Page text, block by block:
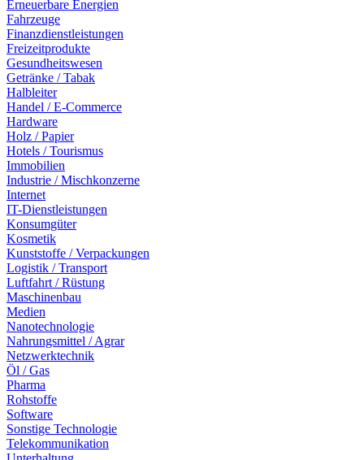
Erneuerbare Energien
Fahrzeuge
Finanzdienstleistungen
Freizeitprodukte
Gesundheitswesen
Getränke / Tabak
Halbleiter
Handel / E-Commerce
Hardware
Holz / Papier
Hotels / Tourismus
Immobilien
Industrie / Mischkonzerne
Internet
IT-Dienstleistungen
Konsumgüter
Kosmetik
Kunststoffe / Verpackungen
Logistik / Transport
Luftfahrt / Rüstung
Maschinenbau
Medien
Nanotechnologie
Nahrungsmittel / Agrar
Netzwerktechnik
Öl / Gas
Pharma
Rohstoffe
Software
Sonstige Technologie
Telekommunikation